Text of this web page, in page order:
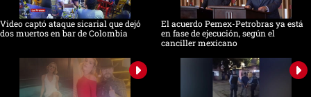
Video captó ataque sicarial que dejó
dos muertos en bar de Colombia
El acuerdo Pemex-Petrobras ya está
en fase de ejecución, según el
canciller mexicano